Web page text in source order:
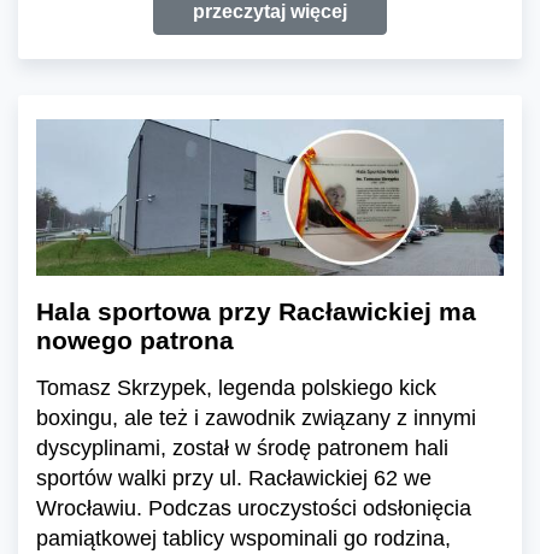
przeczytaj więcej
Hala sportowa przy Racławickiej ma
nowego patrona
Tomasz Skrzypek, legenda polskiego kick
boxingu, ale też i zawodnik związany z innymi
dyscyplinami, został w środę patronem hali
sportów walki przy ul. Racławickiej 62 we
Wrocławiu. Podczas uroczystości odsłonięcia
pamiątkowej tablicy wspominali go rodzina,